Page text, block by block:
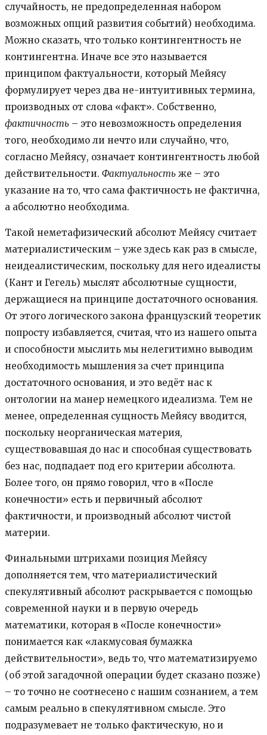
случайность, не предопределенная набором
возможных опций развития событий) необходима.
Можно сказать, что только контингентность не
контингентна. Иначе все это называется
принципом фактуальности, который Мейясу
формулирует через два не-интуитивных термина,
производных от слова «факт». Собственно,
фактичность – это невозможность определения
того, необходимо ли нечто или случайно, что,
согласно Мейясу, означает контингентность любой
действительности. Фактуальность же – это
указание на то, что сама фактичность не фактична,
а абсолютно необходима.
Такой неметафизический абсолют Мейясу считает
материалистическим – уже здесь как раз в смысле,
неидеалистическим, поскольку для него идеалисты
(Кант и Гегель) мыслят абсолютные сущности,
держащиеся на принципе достаточного основания.
От этого логического закона французский теоретик
попросту избавляется, считая, что из нашего опыта
и способности мыслить мы нелегитимно выводим
необходимость мышления за счет принципа
достаточного основания, и это ведёт нас к
онтологии на манер немецкого идеализма. Тем не
менее, определенная сущность Мейясу вводится,
поскольку неорганическая материя,
существовавшая до нас и способная существовать
без нас, подпадает под его критерии абсолюта.
Более того, он прямо говорил, что в «После
конечности» есть и первичный абсолют
фактичности, и производный абсолют чистой
материи.
Финальными штрихами позиция Мейясу
дополняется тем, что материалистический
спекулятивный абсолют раскрывается с помощью
современной науки и в первую очередь
математики, которая в «После конечности»
понимается как «лакмусовая бумажка
действительности», ведь то, что математизируемо
(об этой загадочной операции будет сказано позже)
– то точно не соотнесено с нашим сознанием, а тем
самым реально в спекулятивном смысле. Это
подразумевает не только фактическую, но и